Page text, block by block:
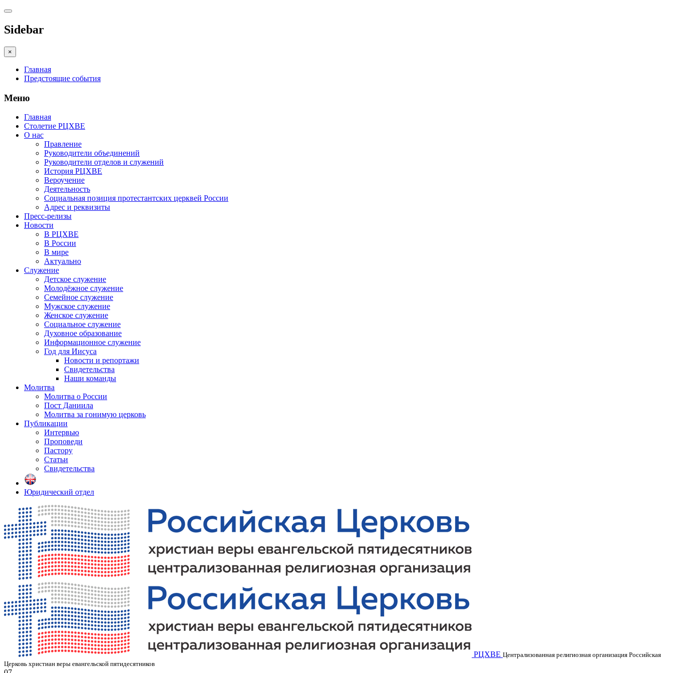
Sidebar
×
Главная
Предстоящие события
Меню
Главная
Столетие РЦХВЕ
О нас
Правление
Руководители объединений
Руководители отделов и служений
История РЦХВЕ
Вероучение
Деятельность
Социальная позиция протестантских церквей России
Адрес и реквизиты
Пресс-релизы
Новости
В РЦХВЕ
В России
В мире
Актуально
Служение
Детское служение
Молодёжное служение
Семейное служение
Мужское служение
Женское служение
Социальное служение
Духовное образование
Информационное служение
Год для Иисуса
Новости и репортажи
Свидетельства
Наши команды
Молитва
Молитва о России
Пост Даниила
Молитва за гонимую церковь
Публикации
Интервью
Проповеди
Пастору
Статьи
Свидетельства
Юридический отдел
РЦХВЕ Централизованная религиозная организация Российская
Церковь христиан веры евангельской пятидесятников